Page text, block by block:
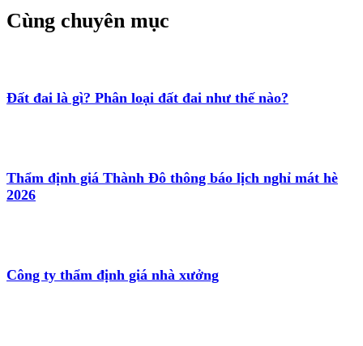
Cùng chuyên mục
Đất đai là gì? Phân loại đất đai như thế nào?
Thẩm định giá Thành Đô thông báo lịch nghỉ mát hè
2026
Công ty thẩm định giá nhà xưởng